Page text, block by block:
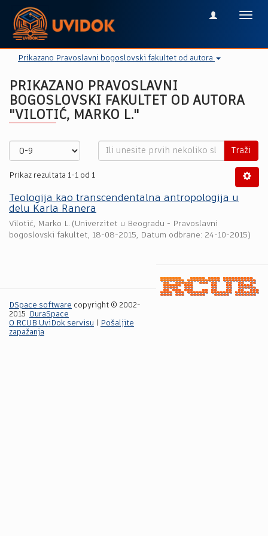
Prikazano Pravoslavni bogoslovski fakultet od autora
PRIKAZANO PRAVOSLAVNI
BOGOSLOVSKI FAKULTET OD AUTORA
"VILOTIĆ, MARKO L."
Traži
Prikaz rezultata 1-1 od 1
Teologija kao transcendentalna antropologija u
delu Karla Ranera
Vilotić, Marko L. (Univerzitet u Beogradu - Pravoslavni
bogoslovski fakultet, 18-08-2015, Datum odbrane: 24-10-2015)
DSpace software copyright © 2002-
2015
DuraSpace
O RCUB UviDok servisu
Pošaljite
zapažanja